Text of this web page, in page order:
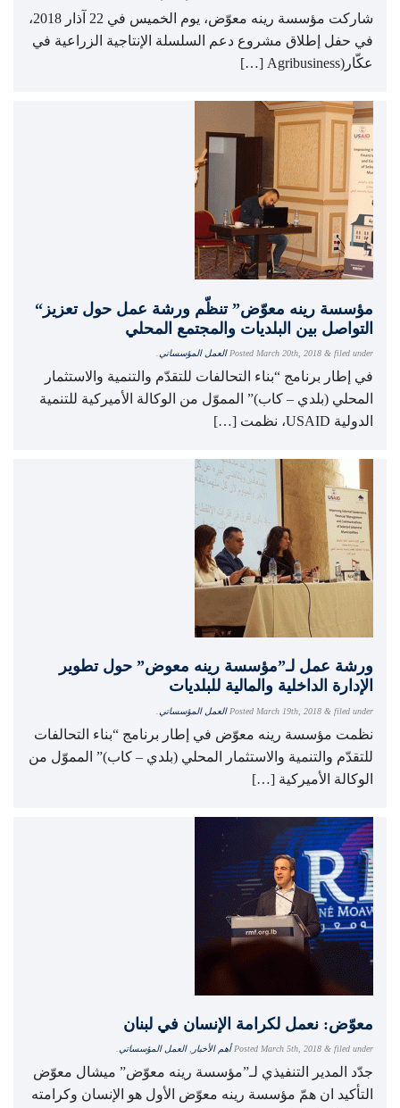
شاركت مؤسسة رينه معوّض، يوم الخميس في 22 آذار 2018،
في حفل إطلاق مشروع دعم السلسلة الإنتاجية الزراعية في
عكّار(Agribusiness […]
“مؤسسة رينه معوّض” تنظّم ورشة عمل حول تعزيز
التواصل بين البلديات والمجتمع المحلي
Posted March 20th, 2018 & filed under العمل المؤسساتي
في إطار برنامج “بناء التحالفات للتقدّم والتنمية والاستثمار
المحلي (بلدي – كاب)” المموّل من الوكالة الأميركية للتنمية
الدولية USAID، نظمت […]
ورشة عمل لـ”مؤسسة رينه معوض” حول تطوير
الإدارة الداخلية والمالية للبلديات
Posted March 19th, 2018 & filed under العمل المؤسساتي
نظمت مؤسسة ​رينه معوّض​ في إطار برنامج “بناء التحالفات
للتقدّم والتنمية والاستثمار المحلي (بلدي – كاب)” المموّل من
​الوكالة الأميركية […]
معوّض: نعمل لكرامة الإنسان في لبنان
Posted March 5th, 2018 & filed under أهم الأخبار ,العمل المؤسساتي.
جدّد المدير التنفيذي لـ”مؤسسة رينه معوّض” ميشال معوّض
التأكيد ان همّ مؤسسة رينه معوّض الأول هو الإنسان وكرامته